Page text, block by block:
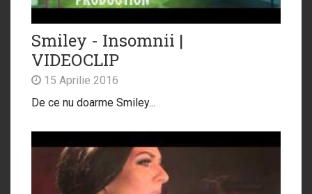
Smiley - Insomnii |
VIDEOCLIP
15 Aprilie 2016
De ce nu doarme Smiley...